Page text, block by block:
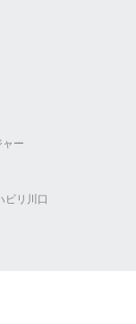
ー
ビリ川口